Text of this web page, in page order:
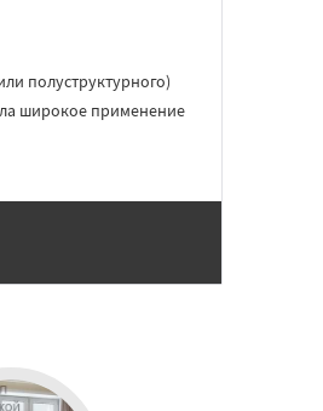
полуструктурного)
широкое применение